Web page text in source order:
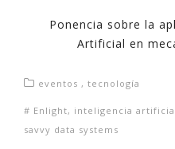
Ponencia sobre la
Artificial en
eventos , tecnología
# Enlight, inteligencia
savvy data systems